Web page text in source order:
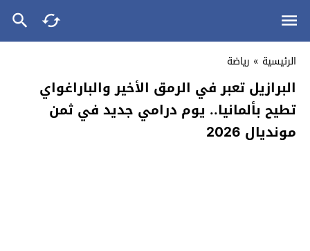
الرئيسية » رياضة
البرازيل تعبر في الرمق الأخير والباراغواي
تطيح بألمانيا.. يوم درامي جديد في ثمن
مونديال 2026